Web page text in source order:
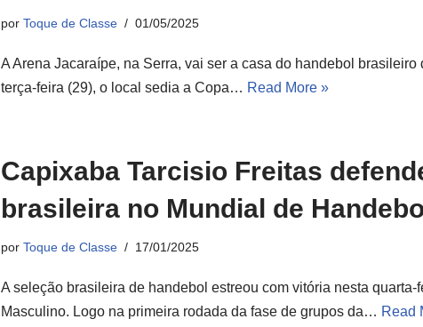
por Toque de Classe 01/05/2025
A Arena Jacaraípe, na Serra, vai ser a casa do handebol brasileiro
terça-feira (29), o local sedia a Copa… Read More »
Capixaba Tarcisio Freitas
brasileira no Mundial de
por Toque de Classe 17/01/2025
A seleção brasileira de handebol estreou com vitória nesta quarta-
Masculino. Logo na primeira rodada da fase de grupos da… Read